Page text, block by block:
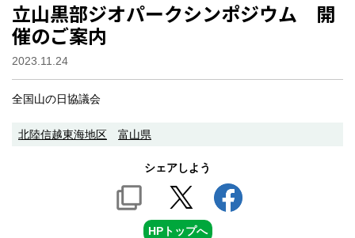
立山黒部ジオパークシンポジウム 開
催のご案内
2023.11.24
全国山の日協議会
北陸信越東海地区 富山県
シェアしよう
HPトップへ